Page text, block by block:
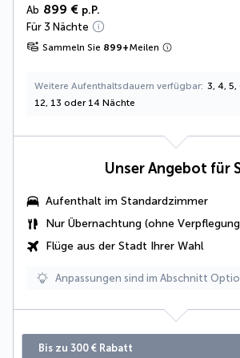
Ab 899 € p.P.
Für 3 Nächte
Sammeln Sie 899+Meilen
Weitere Aufenthaltsdauern verfügbar 3, 4, 5,
12, 13 oder 14 Nächte
Unser Angebot für
Aufenthalt im Standardzimmer
Nur Übernachtung (ohne
Flüge aus der Stadt Ihrer Wahl
Anpassungen sind im Abschnitt
Bis zu 300 € Rabatt